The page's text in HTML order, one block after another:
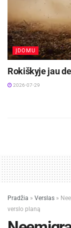
ĮDOMU
Rokiškyje jau
2026-07-29
Pradžia » Verslas »
verslo planą